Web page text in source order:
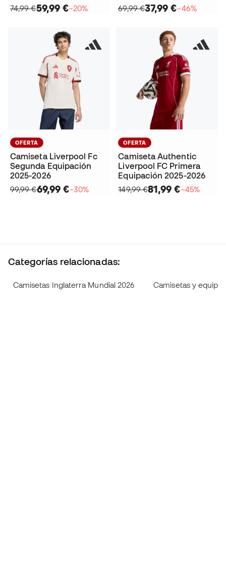
74,99 €59,99 €−20%
69,99 €37,99 €−46%
OFERTA
Camiseta Liverpool Fc
Segunda Equipación
2025-2026
99,99 €69,99 €−30%
OFERTA
Camiseta Authentic
Liverpool FC Primera
Equipación 2025-2026
149,99 €81,99 €−45%
Categorías relacionadas:
Camisetas Inglaterra Mundial 2026 Camisetas y